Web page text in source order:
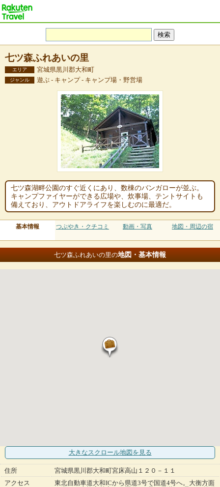
七ツ森ふれあいの里
エリア 宮城県黒川郡大和町
ジャンル 遊ぶ - キャンプ - キャンプ場・野営場
七ツ森湖畔公園のすぐ近くにあり、数棟のバンガローが並ぶ。
キャンプファイヤーができる広場や、炊事場、テントサイトも
備えており、アウトドアライフを楽しむのに最適だ。
基本情報 つぶやき・クチコミ 動画・写真 地図・周辺の宿
七ツ森ふれあいの里の地図・基本情報
大きなスクロール地図 を見る
住所
宮城県黒川郡大和町宮床高山１２０－１１
アクセス
東北自動車道大和ICから県道3号で国道4号へ。大衡方面